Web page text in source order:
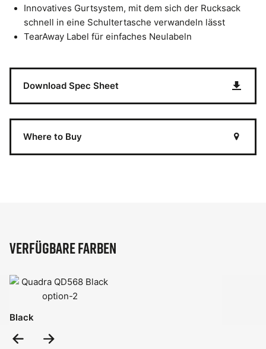
Innovatives Gurtsystem, mit dem sich der Rucksack
schnell in eine Schultertasche verwandeln lässt
TearAway Label für einfaches Neulabeln
Download Spec Sheet
Where to Buy
Verfügbare Farben
Black
Previous